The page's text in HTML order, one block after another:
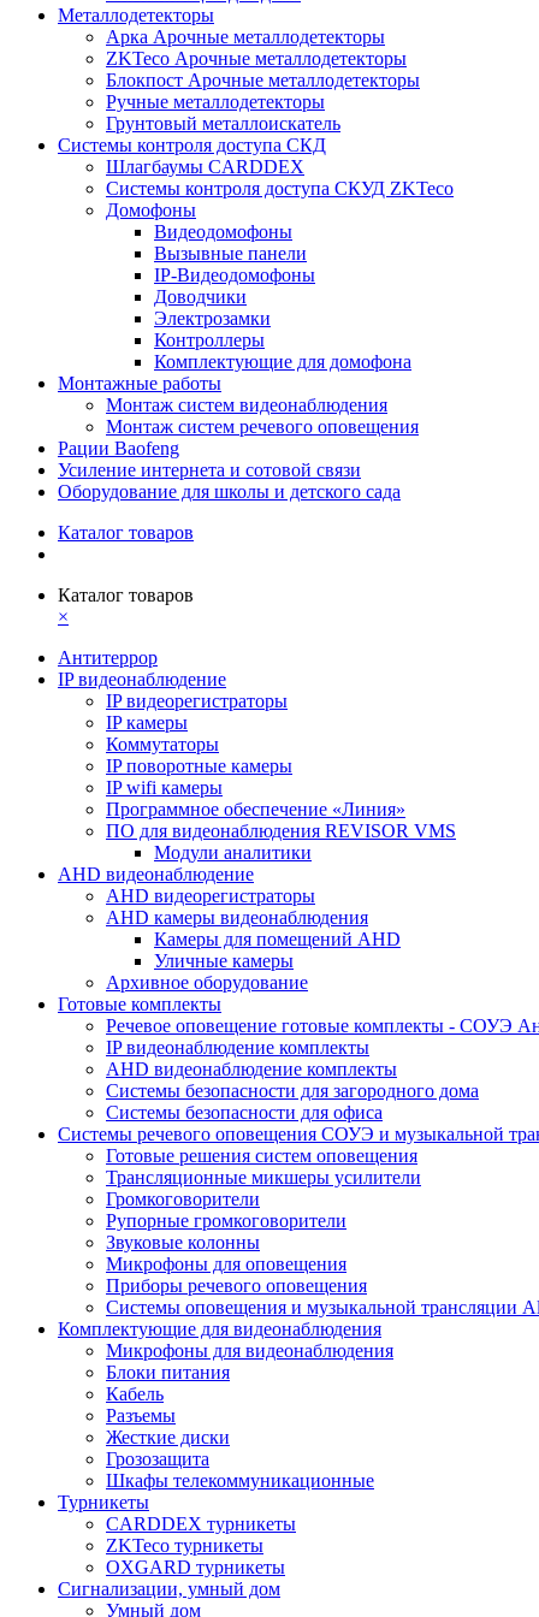
Металлодетекторы
Арка Арочные металлодетекторы
ZKTeco Арочные металлодетекторы
Блокпост Арочные металлодетекторы
Ручные металлодетекторы
Грунтовый металлоискатель
Системы контроля доступа СКД
Шлагбаумы CARDDEX
Системы контроля доступа СКУД ZKTeco
Домофоны
Видеодомофоны
Вызывные панели
IP-Видеодомофоны
Доводчики
Электрозамки
Контроллеры
Комплектующие для домофона
Монтажные работы
Монтаж систем видеонаблюдения
Монтаж систем речевого оповещения
Рации Baofeng
Усиление интернета и сотовой связи
Оборудование для школы и детского сада
Каталог товаров
Каталог товаров
×
Антитеррор
IP видеонаблюдение
IP видеорегистраторы
IP камеры
Коммутаторы
IP поворотные камеры
IP wifi камеры
Программное обеспечение «Линия»
ПО для видеонаблюдения REVISOR VMS
Модули аналитики
AHD видеонаблюдение
AHD видеорегистраторы
AHD камеры видеонаблюдения
Камеры для помещений AHD
Уличные камеры
Архивное оборудование
Готовые комплекты
Речевое оповещение готовые комплекты - СОУЭ
IP видеонаблюдение комплекты
AHD видеонаблюдение комплекты
Системы безопасности для загородного дома
Системы безопасности для офиса
Системы речевого оповещения СОУЭ и музыкальной
Готовые решения систем оповещения
Трансляционные микшеры усилители
Громкоговорители
Рупорные громкоговорители
Звуковые колонны
Микрофоны для оповещения
Приборы речевого оповещения
Системы оповещения и музыкальной трансляции
Комплектующие для видеонаблюдения
Микрофоны для видеонаблюдения
Блоки питания
Кабель
Разъемы
Жесткие диски
Грозозащита
Шкафы телекоммуникационные
Турникеты
CARDDEX турникеты
ZKTeco турникеты
OXGARD турникеты
Сигнализации, умный дом
Умный дом